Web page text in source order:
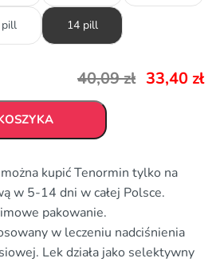
14 pill
40,09zł 33,40 zł
kupić Tenormin tylko na
w 5-14 dni w całej Polsce.
pakowanie.
w leczeniu nadciśnienia
Lek działa jako selektywny